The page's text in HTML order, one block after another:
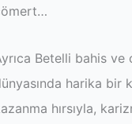
Betelli bahis
harika bir
hırsıyla,